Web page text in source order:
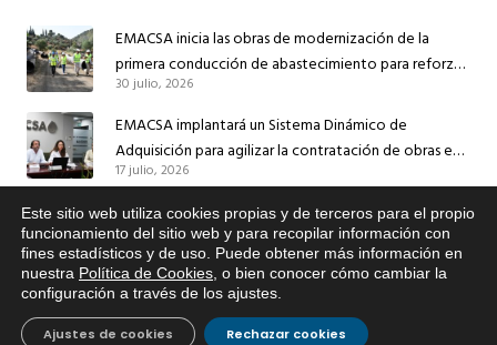
EMACSA inicia las obras de modernización de la
primera conducción de abastecimiento para reforzar
el suministro de agua de Córdoba
30 julio, 2026
EMACSA implantará un Sistema Dinámico de
Adquisición para agilizar la contratación de obras en
sus redes e instalaciones
17 julio, 2026
EMACSA inicia hoy las obras de una nueva arteria de
abastecimiento y una red de agua no potable en
Ingeniero Ruiz de Azúa
13 julio, 2026
Caracterización ZA Córdoba Red Quemadas- 1ª Sem
2026
Este sitio web utiliza cookies propias y de terceros para el propio
funcionamiento del sitio web y para recopilar información con
fines estadísticos y de uso. Puede obtener más información en
nuestra Política de Cookies , o bien conocer cómo cambiar la
configuración a través de los ajustes
Rechazar cookies
Ajustes de cookies
Si tiene cualquier duda sobre
EMACSA, haga click abajo.